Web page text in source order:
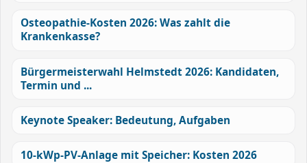
Osteopathie-Kosten 2026: Was zahlt die
Krankenkasse?
Bürgermeisterwahl Helmstedt 2026: Kandidaten,
Termin und ...
Keynote Speaker: Bedeutung, Aufgaben
10-kWp-PV-Anlage mit Speicher: Kosten 2026